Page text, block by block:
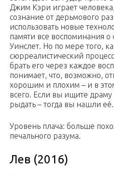
Джим Кэри играет
сознание от дерьмового
использовать новые
памяти все воспоминания
Уинслет. Но по мере того,
сюрреалистический
брать его через каждое
понимает, что, возможно,
хорошим и плохим – и в
всего. Если вы ищите драму
рыдать – тогда вы нашли
Уровень плача: больше
печального разума.
Лев (2016)